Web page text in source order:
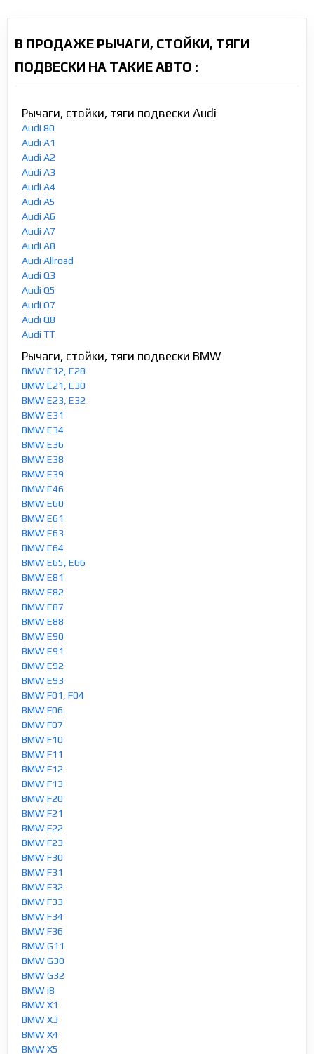
В ПРОДАЖЕ РЫЧАГИ, СТОЙКИ, ТЯГИ
ПОДВЕСКИ НА ТАКИЕ АВТО :
Рычаги, стойки, тяги подвески Audi
Audi 80
Audi A1
Audi A2
Audi A3
Audi A4
Audi A5
Audi A6
Audi A7
Audi A8
Audi Allroad
Audi Q3
Audi Q5
Audi Q7
Audi Q8
Audi TT
Рычаги, стойки, тяги подвески BMW
BMW E12, E28
BMW E21, E30
BMW E23, E32
BMW E31
BMW E34
BMW E36
BMW E38
BMW E39
BMW E46
BMW E60
BMW E61
BMW E63
BMW E64
BMW E65, E66
BMW E81
BMW E82
BMW E87
BMW E88
BMW E90
BMW E91
BMW E92
BMW E93
BMW F01, F04
BMW F06
BMW F07
BMW F10
BMW F11
BMW F12
BMW F13
BMW F20
BMW F21
BMW F22
BMW F23
BMW F30
BMW F31
BMW F32
BMW F33
BMW F34
BMW F36
BMW G11
BMW G30
BMW G32
BMW i8
BMW X1
BMW X3
BMW X4
BMW X5